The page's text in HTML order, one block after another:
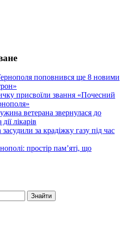
поповнився ще 8 новими
присвоїли звання «Почесний
ветерана звернулася до
лікарів
за крадіжку газу під час
простір пам’яті, що
Знайти